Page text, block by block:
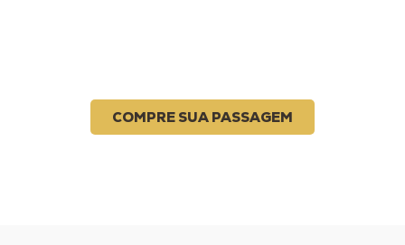
COMPRE SUA PASSAGEM